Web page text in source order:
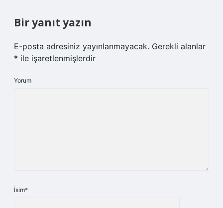
Bir yanıt yazın
E-posta adresiniz yayınlanmayacak. Gerekli alanlar
* ile işaretlenmişlerdir
Yorum
İsim*